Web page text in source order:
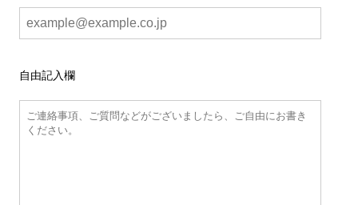
自由記入欄